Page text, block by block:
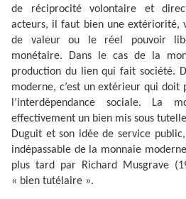
de réciprocité volontaire et
acteurs, il faut bien une extériorité,
de valeur ou le réel pouvoir
monétaire. Dans le cas de la
production du lien qui fait société.
moderne, c’est un extérieur qui doit
l’interdépendance sociale. La
effectivement un bien mis sous
Duguit et son idée de service
indépassable de la monnaie
plus tard par Richard Musgrave
« bien tutélaire ».